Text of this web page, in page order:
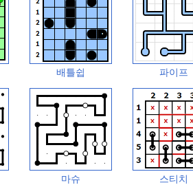
배틀쉽 파이프
마슈 스티치